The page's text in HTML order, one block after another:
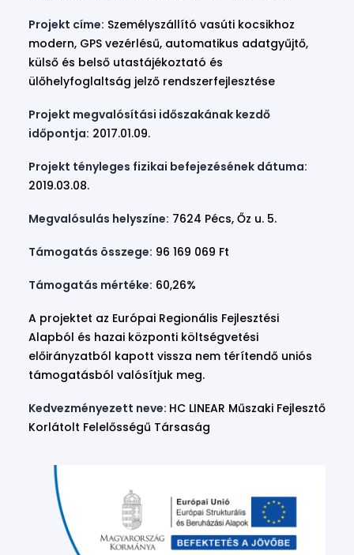
Projekt címe: Személyszállító vasúti kocsikhoz
modern, GPS vezérlésű, automatikus adatgyűjtő,
külső és belső utastájékoztató és
ülőhelyfoglaltság jelző rendszerfejlesztése
Projekt megvalósítási időszakának kezdő
időpontja: 2017.01.09.
Projekt tényleges fizikai befejezésének dátuma:
2019.03.08.
Megvalósulás helyszíne: 7624 Pécs, Őz u. 5.
Támogatás összege: 96 169 069 Ft
Támogatás mértéke: 60,26%
A projektet az Európai Regionális Fejlesztési
Alapból és hazai központi költségvetési
előirányzatból kapott vissza nem térítendő uniós
támogatásból valósítjuk meg.
Kedvezményezett neve: HC LINEAR Műszaki Fejlesztő
Korlátolt Felelősségű Társaság